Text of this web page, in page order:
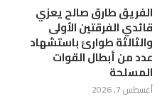
الفريق طارق صالح يعزي
قائدي الفرقتين الأولى
والثالثة طوارئ باستشهاد
عدد من أبطال القوات
المسلحة
أغسطس 7, 2026